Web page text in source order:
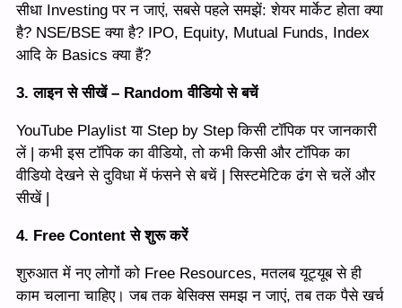
सीधा Investing पर न जाएं, सबसे पहले समझें: शेयर मार्केट होता क्या
है? NSE/BSE क्या है? IPO, Equity, Mutual Funds, Index
आदि के Basics क्या हैं?
3. लाइन से सीखें – Random वीडियो से बचें
YouTube Playlist या Step by Step किसी टॉपिक पर जानकारी
लें | कभी इस टॉपिक का वीडियो, तो कभी किसी और टॉपिक का
वीडियो देखने से दुविधा में फंसने से बचें | सिस्टमेटिक ढंग से चलें और
सीखें |
4. Free Contentसे शुरू करें
शुरुआत में नए लोगों को Free Resources, मतलब यूट्यूब से ही
काम चलाना चाहिए। जब तक बेसिक्स समझ न जाएं, तब तक पैसे खर्च